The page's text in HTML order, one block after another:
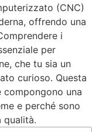
(CNC)
offrendo una
i
per
che tu sia un
curioso. Questa
una
e perché sono
qualità.